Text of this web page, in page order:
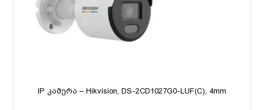
IP კამერა – Hikvision, DS-2CD1027G0-LUF(C), 4mm